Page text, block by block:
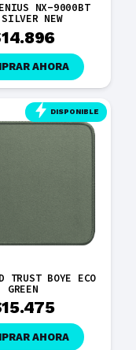
NX-9000BT
NEW
14.896
AHORA
DISPONIBLE
TRUST BOYE ECO
GREEN
15.475
AHORA